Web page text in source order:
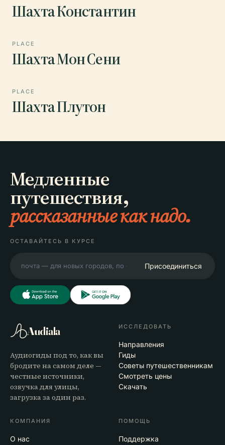
Шахта Константин
PLACE
Шахта Мон Сени
PLACE
Шахта Плутон
Медленные
путешествия,
рассказанные как надо.
ОСТАВАЙТЕСЬ В КУРСЕ
Присоединиться
Audiala
Аудиогиды под то, как вы
бродите на самом деле —
честные источники,
озвучка для улицы,
загрузка за один раз.
ИССЛЕДОВАТЬ
Направления
Гиды
Советы путешественникам
Смотреть цены
Скачать
КОМПАНИЯ
О нас
ПОМОЩЬ
Поддержка